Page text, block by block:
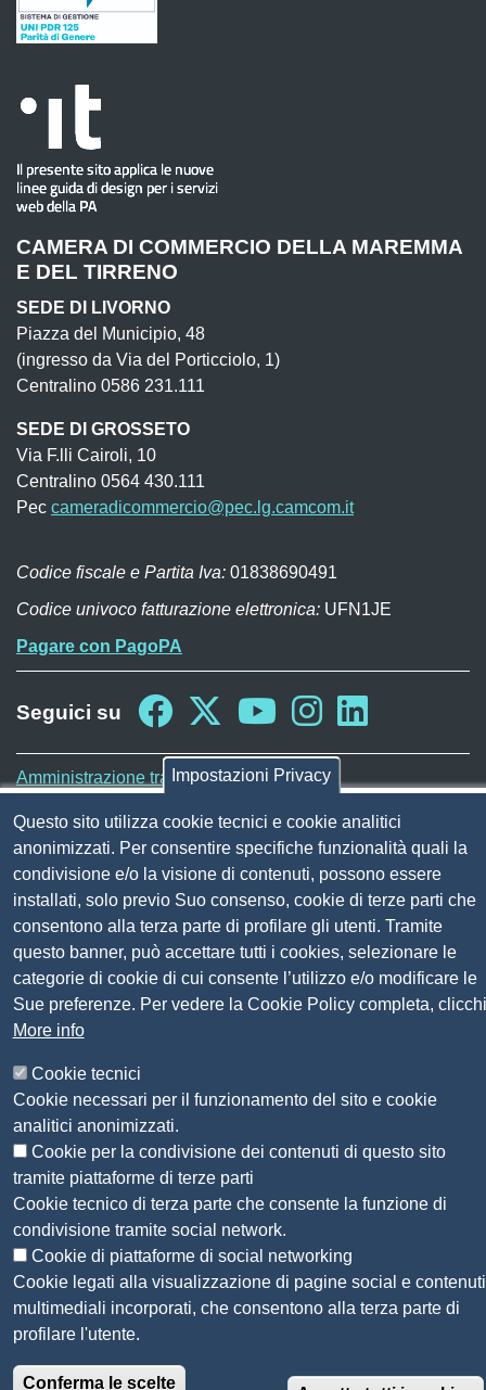
CAMERA DI COMMERCIO DELLA MAREMMA
E DEL TIRRENO
SEDE DI LIVORNO
Piazza del Municipio, 48
(ingresso da Via del Porticciolo, 1)
Centralino 0586 231.111
SEDE DI GROSSETO
Via F.lli Cairoli, 10
Centralino 0564 430.111
Pec cameradicommercio@pec.lg.camcom.it
Codice fiscale e Partita Iva: 01838690491
Codice univoco fatturazione elettronica: UFN1JE
Pagare con PagoPA
Seguici su
Sito web
Amministrazione trasparente
Privacy
Social Media Policy
Dichiarazione di accessibilità
Feedback accessibilità
Siti tematici: Maremma e Tirreno Itinerari
© 2026 CAMERA DI COMMERCIO DELLA
MAREMMA E DEL TIRRENO
Impostazioni Privacy
Questo sito utilizza cookie tecnici e cookie analitici
anonimizzati. Per consentire specifiche funzionalità quali la
condivisione e/o la visione di contenuti, possono essere
installati, solo previo Suo consenso, cookie di terze parti che
consentono alla terza parte di profilare gli utenti. Tramite
questo banner, può accettare tutti i cookies, selezionare le
categorie di cookie di cui consente l’utilizzo e/o modificare le
Sue preferenze. Per vedere la Cookie Policy completa, clicchi
More info
Cookie tecnici
Cookie necessari per il funzionamento del sito e cookie
analitici anonimizzati.
Cookie per la condivisione dei contenuti di questo sito
tramite piattaforme di terze parti
Cookie tecnico di terza parte che consente la funzione di
condivisione tramite social network.
Cookie di piattaforme di social networking
Cookie legati alla visualizzazione di pagine social e contenuti
multimediali incorporati, che consentono alla terza parte di
profilare l'utente.
Conferma le scelte